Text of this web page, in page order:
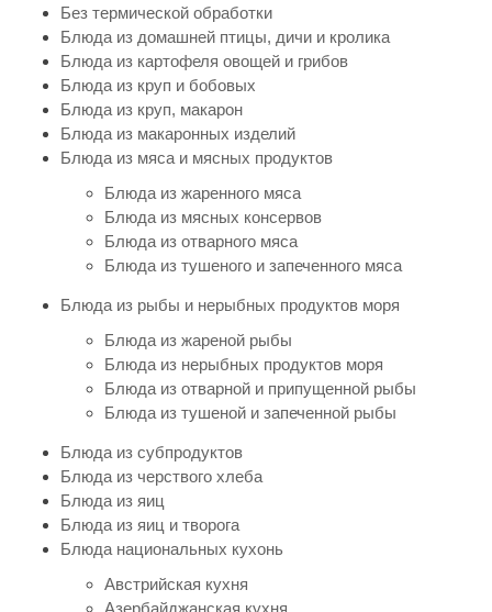
Без термической обработки
Блюда из домашней птицы, дичи и кролика
Блюда из картофеля овощей и грибов
Блюда из круп и бобовых
Блюда из круп, макарон
Блюда из макаронных изделий
Блюда из мяса и мясных продуктов
Блюда из жаренного мяса
Блюда из мясных консервов
Блюда из отварного мяса
Блюда из тушеного и запеченного мяса
Блюда из рыбы и нерыбных продуктов моря
Блюда из жареной рыбы
Блюда из нерыбных продуктов моря
Блюда из отварной и припущенной рыбы
Блюда из тушеной и запеченной рыбы
Блюда из субпродуктов
Блюда из черствого хлеба
Блюда из яиц
Блюда из яиц и творога
Блюда национальных кухонь
Австрийская кухня
Азербайджанская кухня